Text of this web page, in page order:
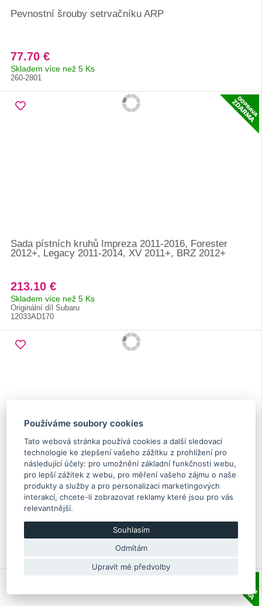
Používáme soubory cookies
Tato webová stránka používá cookies a další sledovací
technologie ke zlepšení vašeho zážitku z prohlížení pro
následující účely: pro umožnění základní funkčnosti webu,
pro lepší zážitek z webu, pro měření vašeho zájmu o naše
produkty a služby a pro personalizaci marketingových
interakcí,chcete-li zobrazovat reklamy které jsou pro vás
relevantnější.
Souhlasím
Odmítám
Upravit mé předvolby
Pevnostní šrouby setrvačníku ARP
77.70 €
Skladem více než 5 Ks
260-2801
Sada pístních kruhů Impreza 2011-2016, Forester
2012+, Legacy 2011-2014, XV 2011+, BRZ 2012+
213.10 €
Skladem více než 5 Ks
Originální díl Subaru
12033AD170
Sada pístních kruhů Impreza GT, WRX 92.25mm
165.20 €
Skladem více než 5 Ks